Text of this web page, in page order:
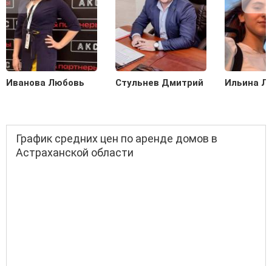
Иванова Любовь Стульнев Дмитрий Ильина
График средних цен по аренде домов в
Астраханской области